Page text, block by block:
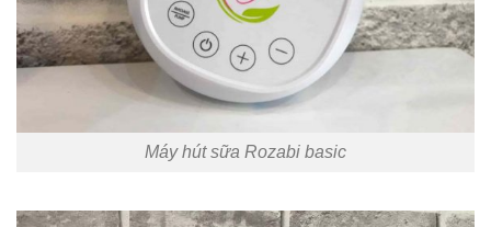
Máy hút sữa Rozabi basic